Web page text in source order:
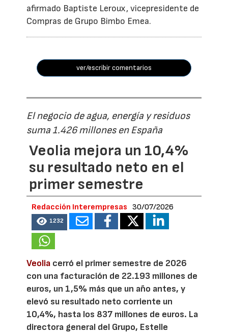
afirmado Baptiste Leroux, vicepresidente de
Compras de Grupo Bimbo Emea.
ver/escribir comentarios
El negocio de agua, energía y residuos
suma 1.426 millones en España
Veolia mejora un 10,4%
su resultado neto en el
primer semestre
Redacción Interempresas 30/07/2026
1232
Veolia cerró el primer semestre de 2026
con una facturación de 22.193 millones de
euros, un 1,5% más que un año antes, y
elevó su resultado neto corriente un
10,4%, hasta los 837 millones de euros. La
directora general del Grupo, Estelle